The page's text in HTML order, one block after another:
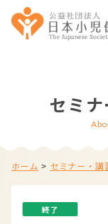
セミ
ホーム > セミナー・講
終了